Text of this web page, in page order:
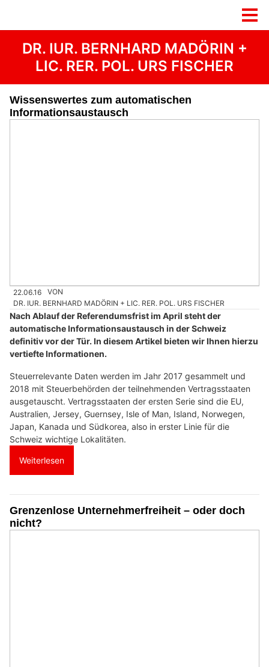
DR. IUR. BERNHARD MADÖRIN +
LIC. RER. POL. URS FISCHER
Wissenswertes zum automatischen
Informationsaustausch
22.06.16
VON
DR. IUR. BERNHARD MADÖRIN + LIC. RER. POL. URS FISCHER
Nach Ablauf der Referendumsfrist im April steht der
automatische Informationsaustausch in der Schweiz
definitiv vor der Tür. In diesem Artikel bieten wir Ihnen hierzu
vertiefte Informationen.
Steuerrelevante Daten werden im Jahr 2017 gesammelt und
2018 mit Steuerbehörden der teilnehmenden Vertragsstaaten
ausgetauscht. Vertragsstaaten der ersten Serie sind die EU,
Australien, Jersey, Guernsey, Isle of Man, Island, Norwegen,
Japan, Kanada und Südkorea, also in erster Linie für die
Schweiz wichtige Lokalitäten.
Weiterlesen
Grenzenlose Unternehmerfreiheit – oder doch
nicht?